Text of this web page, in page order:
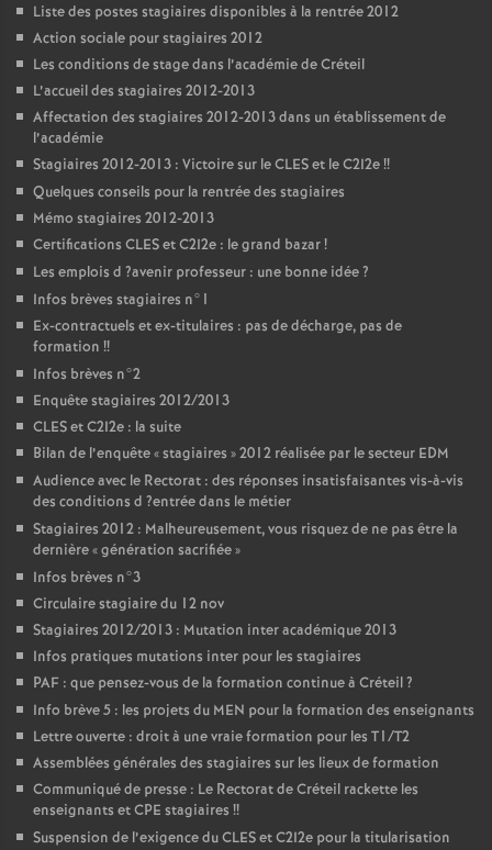
Liste des postes stagiaires disponibles à la rentrée 2012
Action sociale pour stagiaires 2012
Les conditions de stage dans l’académie de Créteil
L’accueil des stagiaires 2012-2013
Affectation des stagiaires 2012-2013 dans un établissement de
l’académie
Stagiaires 2012-2013 : Victoire sur leCLESet le C2I2e!!
Quelques conseils pour la rentrée des stagiaires
Mémo stagiaires 2012-2013
Certifications CLESet C2I2e : le grand bazar!
Les emplois d ?avenir professeur : une bonne idée?
Infos brèves stagiaires n°1
Ex-contractuels et ex-titulaires : pas de décharge, pas de
formation !!
Infos brèves n°2
Enquête stagiaires 2012/2013
CLESet C2I2e : la suite
Bilan de l’enquête «stagiaires » 2012 réalisée par le secteur EDM
Audience avec le Rectorat : des réponses insatisfaisantes vis-à-vis
des conditions d ?entrée dans le métier
Stagiaires 2012 : Malheureusement, vous risquez de ne pas être la
dernière «génération sacrifiée»
Infos brèves n°3
Circulaire stagiaire du 12 nov
Stagiaires 2012/2013 : Mutation inter académique 2013
Infos pratiques mutations inter pour les stagiaires
PAF : que pensez-vous de la formation continue à Créteil?
Info brève 5 : les projets du MEN pour la formation des enseignants
Lettre ouverte : droit à une vraie formation pour les T1/T2
Assemblées générales des stagiaires sur les lieux de formation
Communiqué de presse : Le Rectorat de Créteil rackette les
enseignants etCPE stagiaires !!
Suspension de l’exigence duCLESet C2I2e pour la titularisation